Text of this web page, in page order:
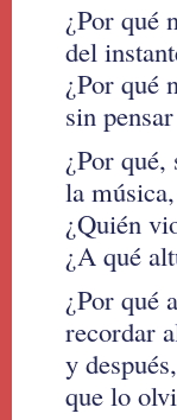
¿Por qué
del
¿Por qué
sin
¿Por qué,
la
¿Quién
¿A qué
¿Por qué
recordar
y
que lo